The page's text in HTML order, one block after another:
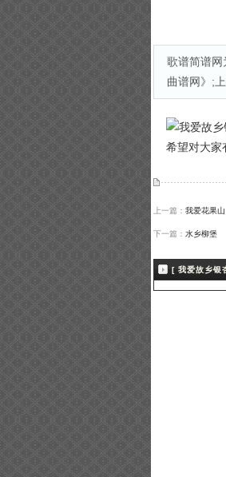
歌谱简谱网
曲谱网》;
希望对大家
上一篇： 我爱花果山
下一篇： 水乡柳堡
[ 我爱故乡银